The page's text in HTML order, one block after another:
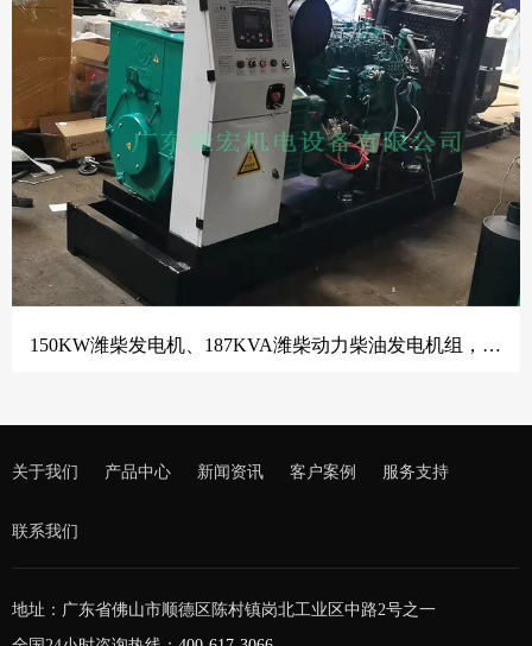
150KW潍柴发电机、187KVA潍柴动力柴油发电机组，底部油箱、四保护控制器、侧面柜
关于我们 产品中心 新闻资讯 客户案例 服务支持
联系我们
地址：广东省佛山市顺德区陈村镇岗北工业区中路2号之一